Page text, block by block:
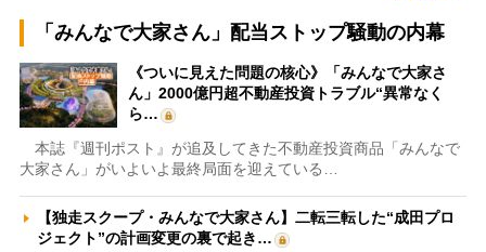
「みんなで大家さん」配当ストップ騒動の内幕
《ついに見えた問題の核心》「みんなで大家さ
ん」2000億円超不動産投資トラブル“異常なく
ら…
本誌『週刊ポスト』が追及してきた不動産投資商品「みんなで
大家さん」がいよいよ最終局面を迎えている…
【独走スクープ・みんなで大家さん】二転三転した“成田プロ
ジェクト”の計画変更の裏で起き…